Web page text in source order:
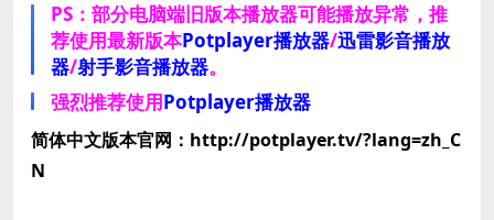
PS：部分电脑端旧版本播放器可能播放异常，推
荐使用最新版本Potplayer播放器/迅雷影音播放
器/射手影音播放器。
强烈推荐使用Potplayer播放器
简体中文版本官网：http://potplayer.tv/?lang=zh_C
N